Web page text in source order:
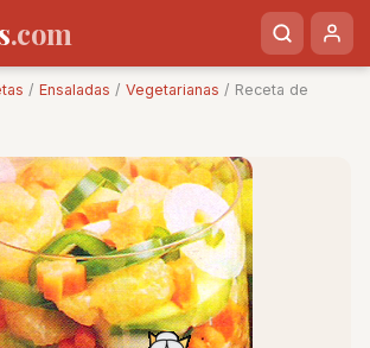
.com
/ Ensaladas / Vegetarianas / Receta de